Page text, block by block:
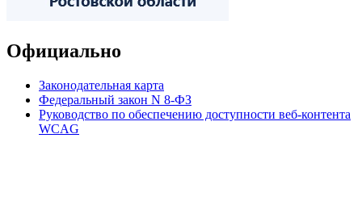
Официально
Законодательная карта
Федеральный закон N 8-ФЗ
Руководство по обеспечению доступности веб-контента
WCAG